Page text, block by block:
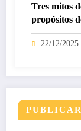
Tres mitos
propósitos
22/12/2025